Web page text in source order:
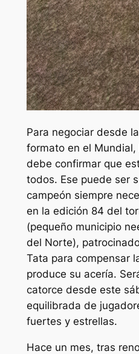
Para negociar desde
formato en el Mundial,
debe confirmar que
todos. Ese puede ser
campeón siempre
en la edición 84 del
(pequeño municipio
del Norte),
Tata para compensar
produce su acería.
catorce desde este
equilibrada de
fuertes y estrellas.
Hace un mes, tras